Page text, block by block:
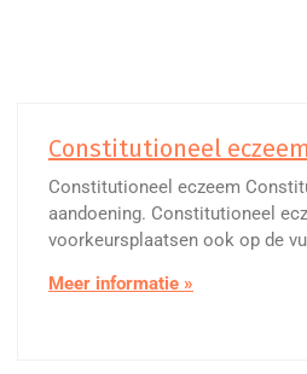
Constitutioneel eczeem
Constitutioneel eczeem
aandoening. Constitutioneel
voorkeursplaatsen ook op de
Meer informatie »